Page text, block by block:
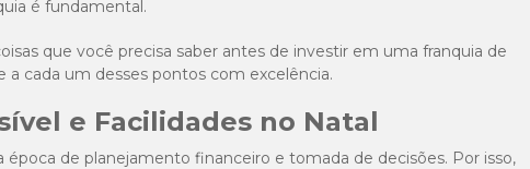
é fundamental.
que você precisa saber antes de investir em uma franquia de
cada um desses pontos com excelência.
e Facilidades no Natal
de planejamento financeiro e tomada de decisões. Por isso,